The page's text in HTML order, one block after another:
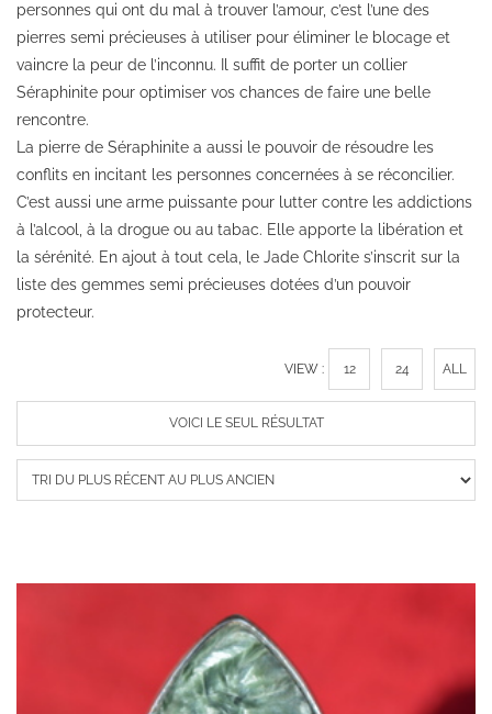
personnes qui ont du mal à trouver l’amour, c’est l’une des
pierres semi précieuses à utiliser pour éliminer le blocage et
vaincre la peur de l’inconnu. Il suffit de porter un collier
Séraphinite pour optimiser vos chances de faire une belle
rencontre.
La pierre de Séraphinite a aussi le pouvoir de résoudre les
conflits en incitant les personnes concernées à se réconcilier.
C’est aussi une arme puissante pour lutter contre les addictions
à l’alcool, à la drogue ou au tabac. Elle apporte la libération et
la sérénité. En ajout à tout cela, le Jade Chlorite s’inscrit sur la
liste des gemmes semi précieuses dotées d’un pouvoir
protecteur.
VIEW : 12 24 ALL
VOICI LE SEUL RÉSULTAT